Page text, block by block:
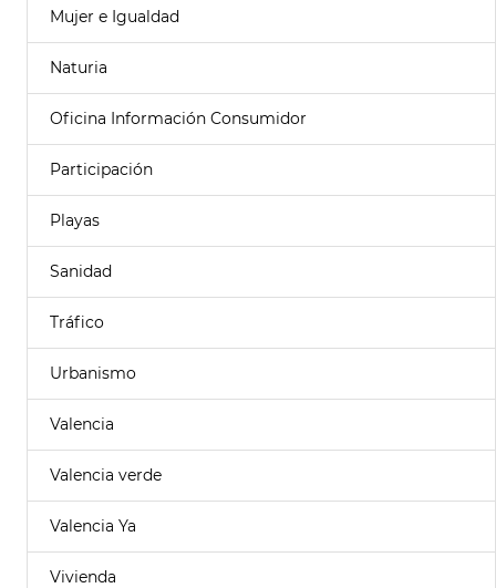
Mujer e Igualdad
Naturia
Oficina Información Consumidor
Participación
Playas
Sanidad
Tráfico
Urbanismo
Valencia
Valencia verde
Valencia Ya
Vivienda